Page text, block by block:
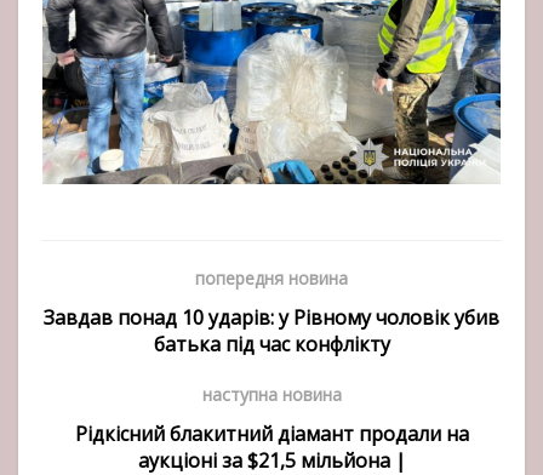
попередня новина
Завдав понад 10 ударів: у Рівному чоловік убив
батька під час конфлікту
наступна новина
Рідкісний блакитний діамант продали на
аукціоні за $21,5 мільйона |